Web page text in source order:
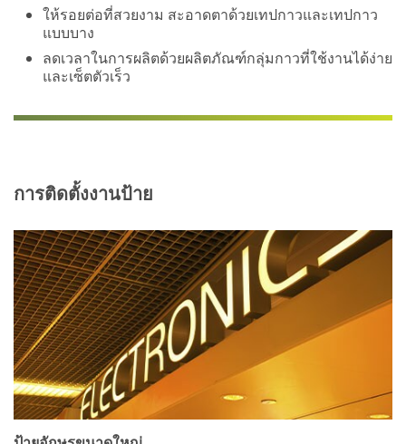
ให้รอยต่อที่สวยงาม สะอาดตาด้วยเทปกาวและเทปกาว
แบบบาง
ลดเวลาในการผลิตด้วยผลิตภัณฑ์กลุ่มกาวที่ใช้งานได้ง่าย
และเซ็ตตัวเร็ว
การติดตั้งงานป้าย